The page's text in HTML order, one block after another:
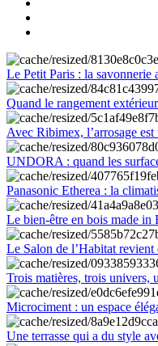
Le Petit Paris : la savonnerie
Quand le rangement
Avec Ribimex, l’arrosage est
UNDORA : quand les
Panasonic Etherea : la
Le bien-être en bois made in
Le Salon de l’Habitat
Trois matières, trois univers,
Microciment : un espace
Une terrasse qui a du style